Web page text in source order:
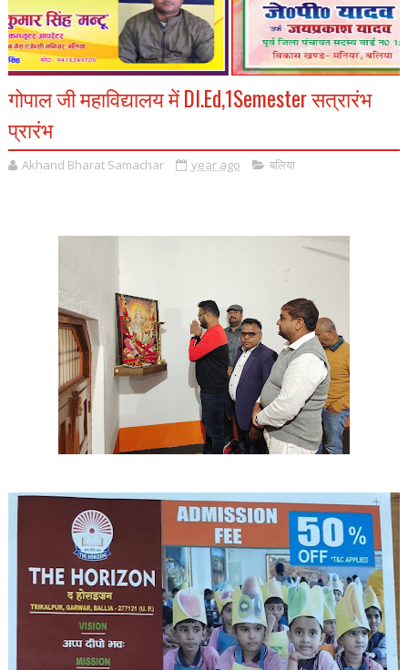
गोपाल जी महाविद्यालय में DI.Ed,1Semester सत्रारंभ
प्रारंभ
Akhand Bharat Samachar year ago बलिया